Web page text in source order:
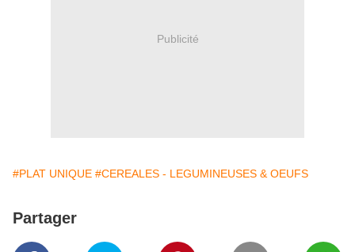
Publicité
#PLAT UNIQUE #CEREALES - LEGUMINEUSES & OEUFS
Partager